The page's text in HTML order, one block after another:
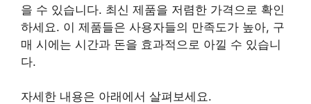
을 수 있습니다. 최신 제품을 저렴한 가격으로 확인
하세요. 이 제품들은 사용자들의 만족도가 높아, 구
매 시에는 시간과 돈을 효과적으로 아낄 수 있습니
다.
자세한 내용은 아래에서 살펴보세요.